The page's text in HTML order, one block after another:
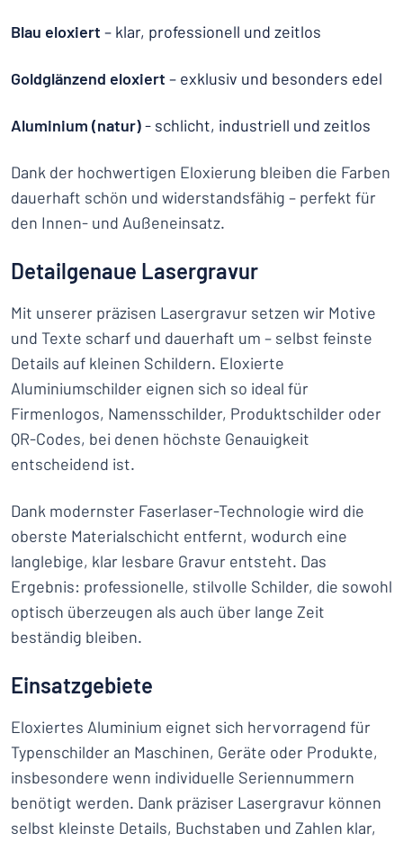
Blau eloxiert – klar, professionell und zeitlos
Goldglänzend eloxiert – exklusiv und besonders edel
Aluminium (natur)- schlicht, industriell und zeitlos
Dank der hochwertigen Eloxierung bleiben die Farben
dauerhaft schön und widerstandsfähig – perfekt für
den Innen- und Außeneinsatz.
Detailgenaue Lasergravur
Mit unserer präzisen Lasergravur setzen wir Motive
und Texte scharf und dauerhaft um – selbst feinste
Details auf kleinen Schildern. Eloxierte
Aluminiumschilder eignen sich so ideal für
Firmenlogos, Namensschilder, Produktschilder oder
QR-Codes, bei denen höchste Genauigkeit
entscheidend ist.
Dank modernster Faserlaser-Technologie wird die
oberste Materialschicht entfernt, wodurch eine
langlebige, klar lesbare Gravur entsteht. Das
Ergebnis: professionelle, stilvolle Schilder, die sowohl
optisch überzeugen als auch über lange Zeit
beständig bleiben.
Einsatzgebiete
Eloxiertes Aluminium eignet sich hervorragend für
Typenschilder an Maschinen, Geräte oder Produkte,
insbesondere wenn individuelle Seriennummern
benötigt werden. Dank präziser Lasergravur können
selbst kleinste Details, Buchstaben und Zahlen klar,